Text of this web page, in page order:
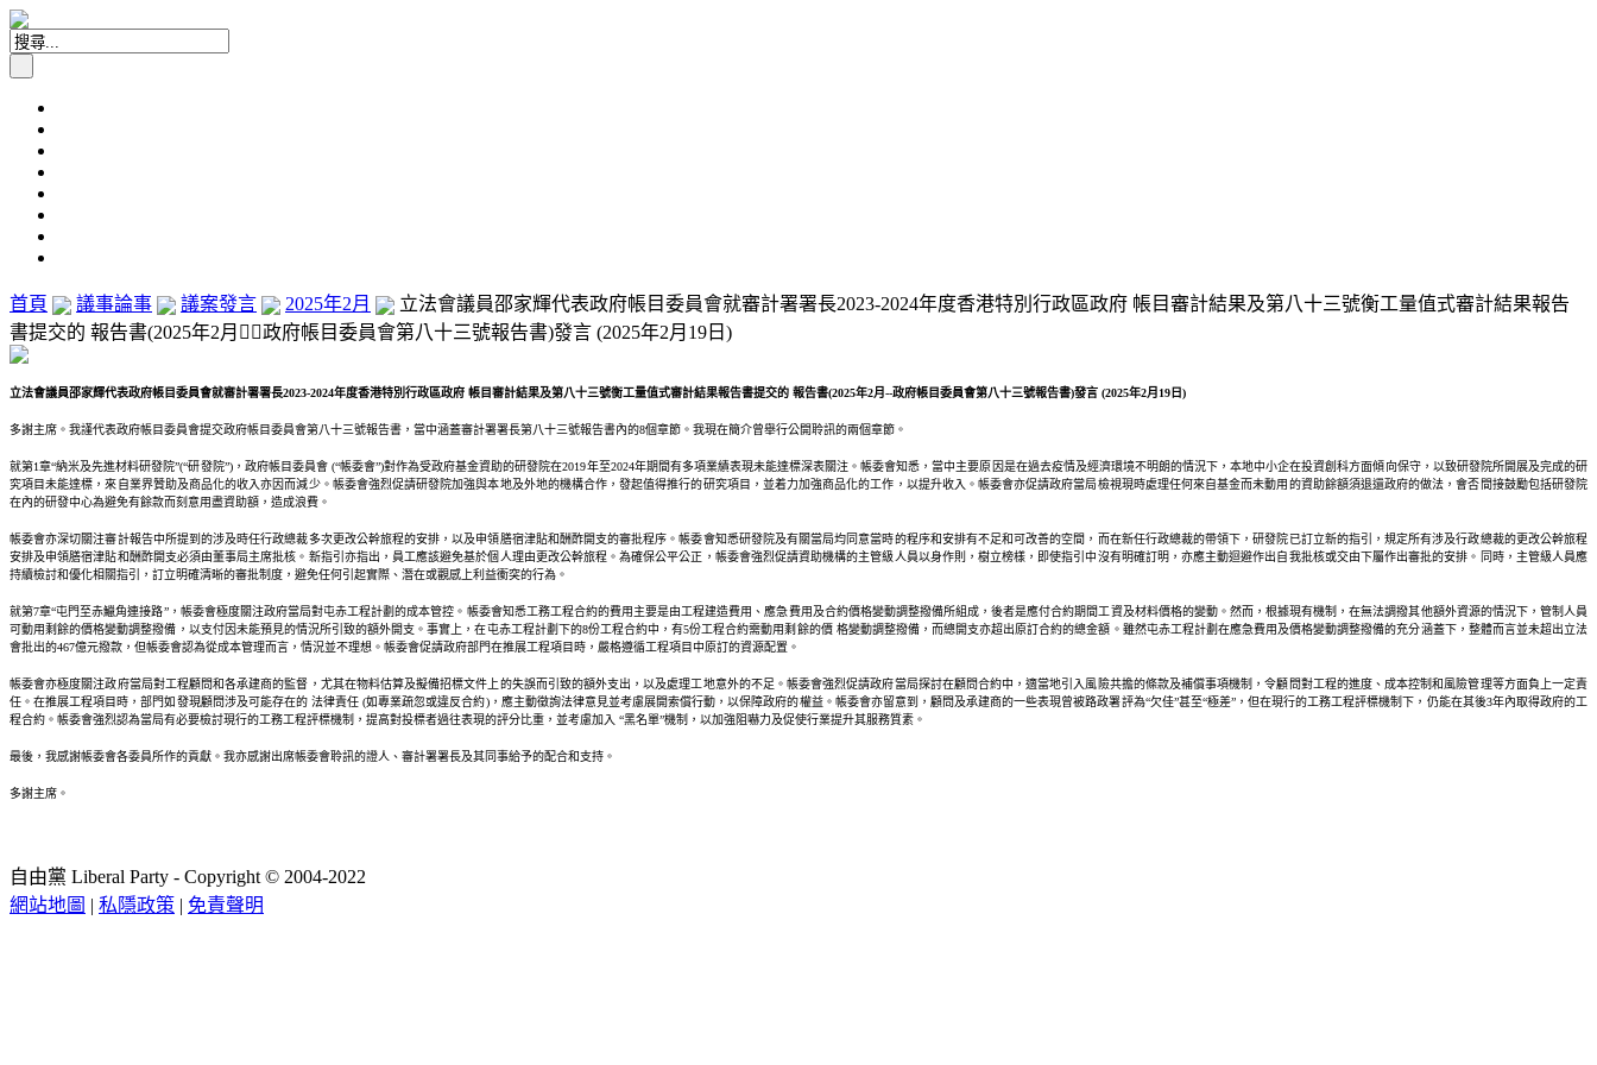
首頁 議事論事 議案發言 2025年2月
立法會議員邵家輝代表政府帳目委員會就審計署署長2023-2024年度香港特別行政區政府 帳目審計結果及第八十三號衡工量值式審計結果報告
書提交的 報告書(2025年2月政府帳目委員會第八十三號報告書)發言 (2025年2月19日)
立法會議員邵家輝代表政府帳目委員會就審計署署長2023-2024年度香港特別行政區政府 帳目審計結果及第八十三號衡工量值式審計結果報告書提交的 報告書(2025年2月--政府帳目委員會第八十三號報告書)發言 (2025年2月19日)
多謝主席。我謹代表政府帳目委員會提交政府帳目委員會第八十三號報告書，當中涵蓋審計署署長第八十三號報告書內的8個章節。我現在簡介曾舉行公開聆訊的兩個章節。
就第1章“納米及先進材料研發院”(“研發院”)，政府帳目委員會 (“帳委會”)對作為受政府基金資助的研發院在2019年至2024年期間有多項業績表現未能達標深表關注。帳委會知悉，當中主要原因是在過去疫情及經濟環境不明朗的情況下，本地中小企在投資創科方面傾向保守，以致研發院所開展及完成的研
究項目未能達標，來自業界贊助及商品化的收入亦因而減少。帳委會強烈促請研發院加強與本地及外地的機構合作，發起值得推行的研究項目，並着力加強商品化的工作，以提升收入。帳委會亦促請政府當局檢視現時處理任何來自基金而未動用的資助餘額須退還政府的做法，會否間接鼓勵包括研發院
在內的研發中心為避免有餘款而刻意用盡資助額，造成浪費。
帳委會亦深切關注審計報告中所提到的涉及時任行政總裁多次更改公幹旅程的安排，以及申領膳宿津貼和酬酢開支的審批程序。帳委會知悉研發院及有關當局均同意當時的程序和安排有不足和可改善的空間，而在新任行政總裁的帶領下，研發院已訂立新的指引，規定所有涉及行政總裁的更改公幹旅程
安排及申領膳宿津貼和酬酢開支必須由董事局主席批核。新指引亦指出，員工應該避免基於個人理由更改公幹旅程。為確保公平公正，帳委會強烈促請資助機構的主管級人員以身作則，樹立榜樣，即使指引中沒有明確訂明，亦應主動迴避作出自我批核或交由下屬作出審批的安排。同時，主管級人員應
持續檢討和優化相關指引，訂立明確清晰的審批制度，避免任何引起實際、潛在或觀感上利益衝突的行為。
就第7章“屯門至赤鱲角連接路”，帳委會極度關注政府當局對屯赤工程計劃的成本管控。帳委會知悉工務工程合約的費用主要是由工程建造費用、應急費用及合約價格變動調整撥備所組成，後者是應付合約期間工資及材料價格的變動。然而，根據現有機制，在無法調撥其他額外資源的情況下，管制人員
可動用剩餘的價格變動調整撥備，以支付因未能預見的情況所引致的額外開支。事實上，在屯赤工程計劃下的8份工程合約中，有5份工程合約需動用剩餘的價 格變動調整撥備，而總開支亦超出原訂合約的總金額。雖然屯赤工程計劃在應急費用及價格變動調整撥備的充分涵蓋下，整體而言並未超出立法
會批出的467億元撥款，但帳委會認為從成本管理而言，情況並不理想。帳委會促請政府部門在推展工程項目時，嚴格遵循工程項目中原訂的資源配置。
帳委會亦極度關注政府當局對工程顧問和各承建商的監督，尤其在物料估算及擬備招標文件上的失誤而引致的額外支出，以及處理工地意外的不足。帳委會強烈促請政府當局探討在顧問合約中，適當地引入風險共擔的條款及補償事項機制，令顧問對工程的進度、成本控制和風險管理等方面負上一定責
任。在推展工程項目時，部門如發現顧問涉及可能存在的 法律責任 (如專業疏忽或違反合約)，應主動徵詢法律意見並考慮展開索償行動，以保障政府的權益。帳委會亦留意到，顧問及承建商的一些表現曾被路政署評為“欠佳”甚至“極差”，但在現行的工務工程評標機制下，仍能在其後3年內取得政府的工
程合約。帳委會強烈認為當局有必要檢討現行的工務工程評標機制，提高對投標者過往表現的評分比重，並考慮加入 “黑名單”機制，以加強阻嚇力及促使行業提升其服務質素。
最後，我感謝帳委會各委員所作的貢獻。我亦感謝出席帳委會聆訊的證人、審計署署長及其同事給予的配合和支持。
多謝主席。
自由黨 Liberal Party - Copyright © 2004-2022
網站地圖 | 私隱政策 | 免責聲明